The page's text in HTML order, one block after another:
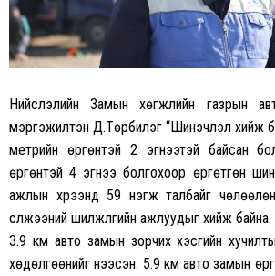
Нийслэлийн Замын хөгжлийн газрын
мэргэжилтэн Д.Төрбилэг “Шинэчлэл хийж
метрийн өргөнтэй 2 эгнээтэй байсан
өргөнтэй 4 эгнээ болгохоор өргөтгөн
ажлын хүрээнд 59 нэгж талбайг
сүлжээний шилжүүлгийн ажлуудыг хийж
3.9 км авто замын зорчих хэсгийн
хөдөлгөөнийг нээсэн. 5.9 км авто замын